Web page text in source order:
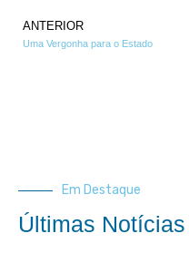
ANTERIOR
Uma Vergonha para o Estado
Em Destaque
Últimas Notícias